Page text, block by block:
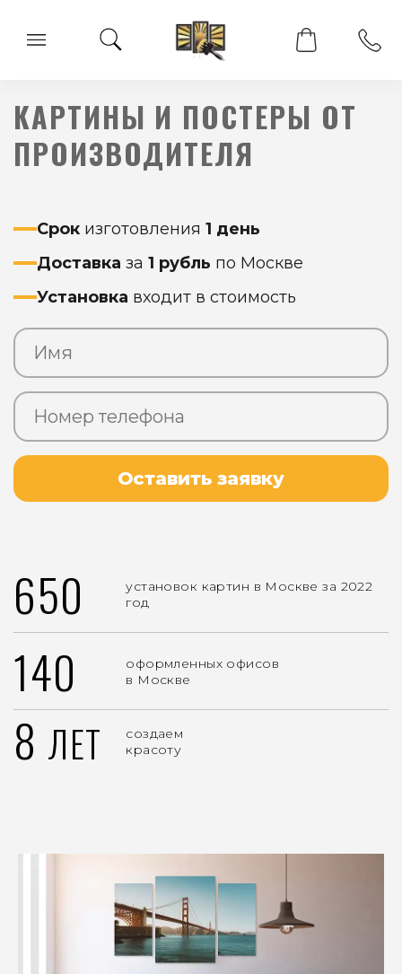
КАРТИНЫ И ПОСТЕРЫ ОТ
ПРОИЗВОДИТЕЛЯ
Срок изготовления 1 день
Доставка за 1 рубль по Москве
Установка входит в стоимость
Оставить заявку
650
установок картин в Москве за 2022
год
140
оформленных офисов
в Москве
8 ЛЕТ
создаем
красоту